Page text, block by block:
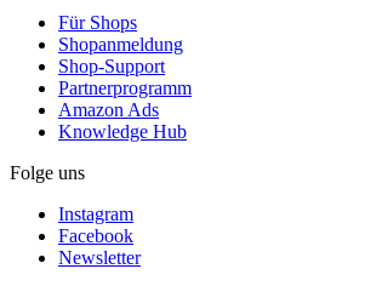
Für Shops
Shopanmeldung
Shop-Support
Partnerprogramm
Amazon Ads
Knowledge Hub
Folge uns
Instagram
Facebook
Newsletter